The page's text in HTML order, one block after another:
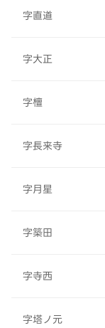
字直道
字大正
字檀
字長来寺
字月星
字築田
字寺西
字塔ノ元